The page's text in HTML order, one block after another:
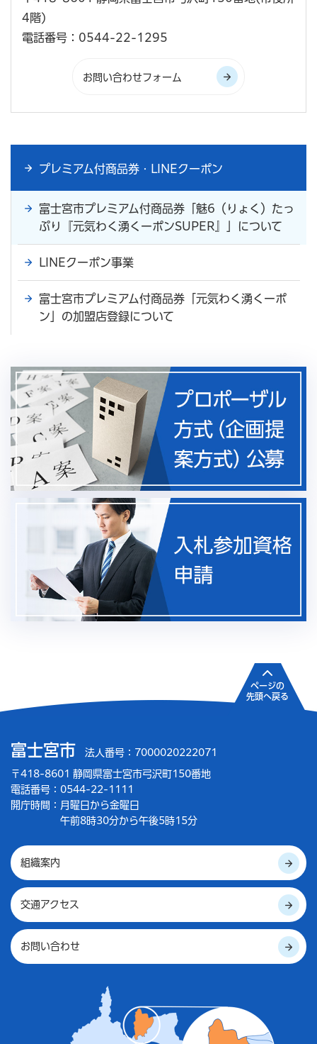
4階)
電話番号：0544-22-1295
プレミアム付商品券・LINEクーポン
富士宮市プレミアム付商品券「魅6（りょく）たっ
ぷり『元気わく湧くーポンSUPER』」について
LINEクーポン事業
富士宮市プレミアム付商品券「元気わく湧くーポ
ン」の加盟店登録について
富士宮市 法人番号：7000020222071
〒418-8601 静岡県富士宮市弓沢町150番地
電話番号：0544-22-1111
開庁時間： 月曜日から金曜日
午前8時30分から午後5時15分
組織案内
交通アクセス
お問い合わせ
ページの
先頭へ戻る